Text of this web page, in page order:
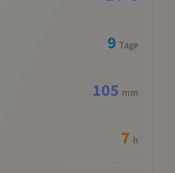
9 Tage
105 mm
7 h